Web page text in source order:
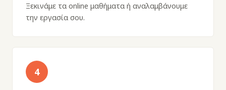
Ξεκινάμε τα online μαθήματα ή αναλαμβάνουμε
την εργασία σου.
4